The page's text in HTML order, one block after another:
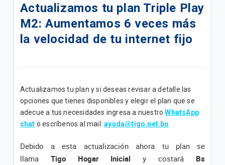
Disfruta de todos los beneficios de tu plan Full Tigo
Básico
Disfruta de los beneficios de tu plan "Full Tigo + Tv
Convenio
Disfruta de los beneficios de tu plan "Full Tigo + Tv
Convenio A"
Disfruta de todos los beneficios de tu plan “Internet
Avanzado”
Actualizamos tu plan Triple Play
M2: Aumentamos 6 veces más
la velocidad de tu internet fijo
Actualizamos tu plan y si deseas revisar a detalle las
opciones que tienes disponibles y elegir el plan que se
adecue a tus necesidades ingresa a nuestro WhatsApp
chat o escríbenos al mail:ayuda@tigo.net.bo
Debido a esta actualización ahora tu plan se
llama Tigo Hogar Inicial y costará
Bs